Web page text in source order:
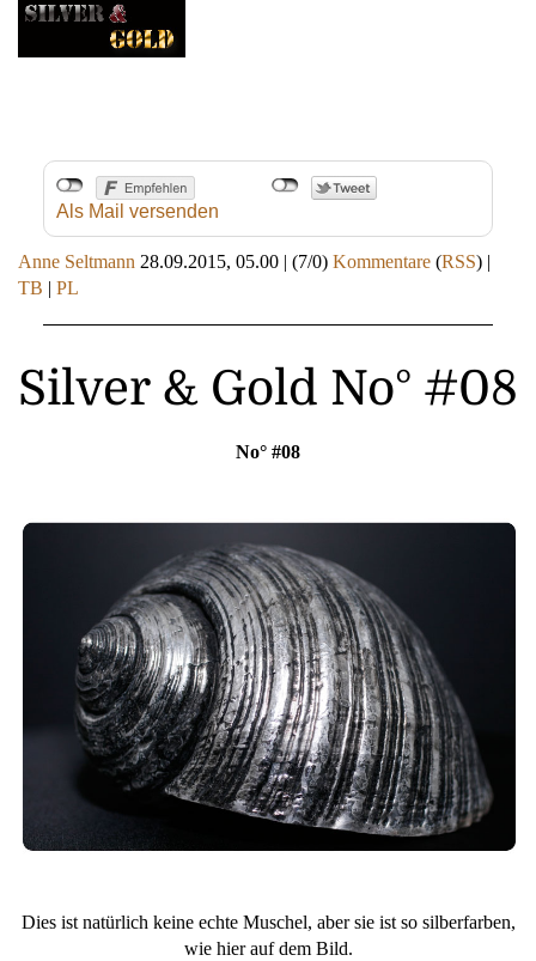
Als Mail versenden
Anne Seltmann 28.09.2015, 05.00 | (7/0) Kommentare (RSS) |
TB | PL
Silver & Gold No° #08
No° #08
Dies ist natürlich keine echte Muschel, aber sie ist so silberfarben,
wie hier auf dem Bild.